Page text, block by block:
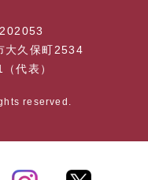
大久保町2534
代表）
reserved.